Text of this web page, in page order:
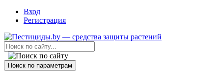
Вход
Регистрация
Поиск по параметрам